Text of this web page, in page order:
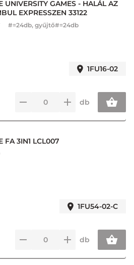
UNIVERSITY GAMES - HALÁL AZ
EXPRESSZEN 33122
#=24db, gyűjtő#=24db
1FU16-02
db
FA 3IN1 LCL007
1FU54-02-C
db